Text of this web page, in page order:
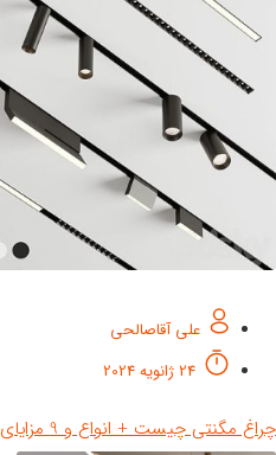
علی آقاصالحی
24 ژانویه 2024
مگنتی چیست + انواع و 9 مزایای چراغ مگنتی